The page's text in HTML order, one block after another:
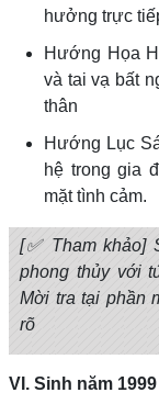
hưởng trực
Hướng Họa
và tai vạ bất
thân
Hướng Lục
hệ trong gia
mặt tình cảm.
[✅ Tham khảo]
phong thủy với
Mời tra tại phần
rõ
VI. Sinh năm